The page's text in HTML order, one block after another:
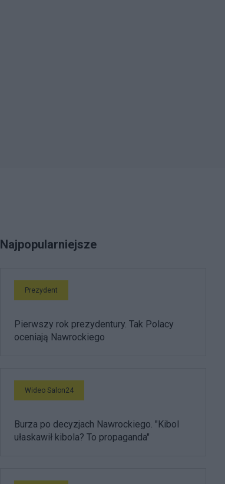
Najpopularniejsze
Prezydent
Pierwszy rok prezydentury. Tak Polacy
oceniają Nawrockiego
Wideo Salon24
Burza po decyzjach Nawrockiego. "Kibol
ułaskawił kibola? To propaganda"